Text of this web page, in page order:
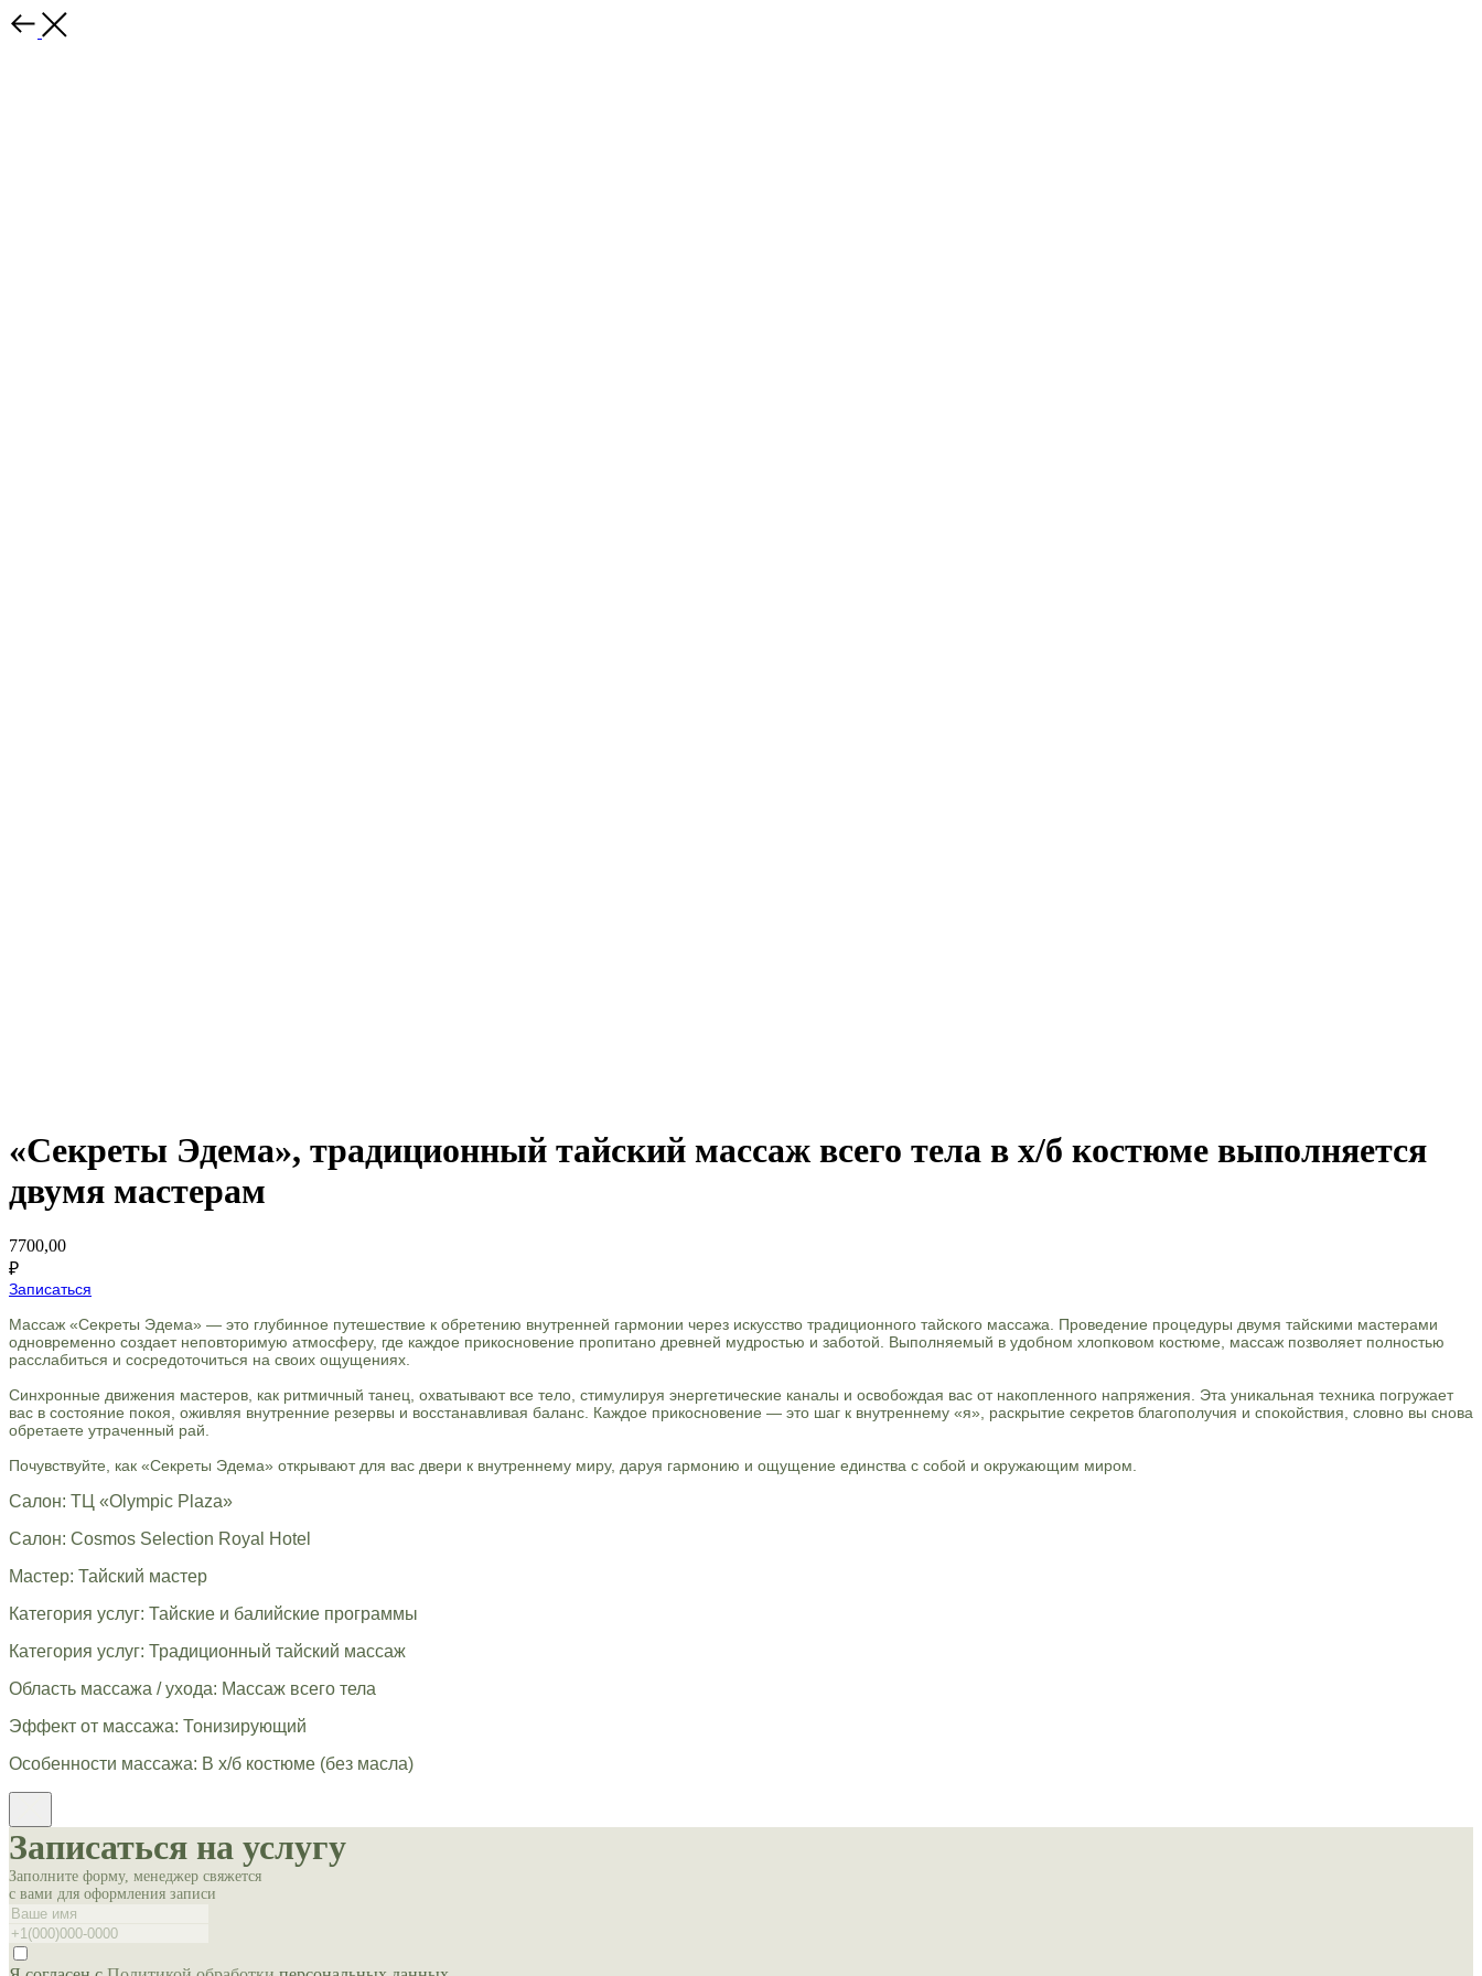
«Секреты Эдема», традиционный тайский массаж всего тела в х/б костюме выполняется
двумя мастерам
7700,00
₽
Записаться
Массаж «Секреты Эдема» — это глубинное путешествие к обретению внутренней гармонии через искусство традиционного тайского массажа. Проведение процедуры двумя тайскими мастерами
одновременно создает неповторимую атмосферу, где каждое прикосновение пропитано древней мудростью и заботой. Выполняемый в удобном хлопковом костюме, массаж позволяет полностью
расслабиться и сосредоточиться на своих ощущениях.
Синхронные движения мастеров, как ритмичный танец, охватывают все тело, стимулируя энергетические каналы и освобождая вас от накопленного напряжения. Эта уникальная техника погружает
вас в состояние покоя, оживляя внутренние резервы и восстанавливая баланс. Каждое прикосновение — это шаг к внутреннему «я», раскрытие секретов благополучия и спокойствия, словно вы снова
обретаете утраченный рай.
Почувствуйте, как «Секреты Эдема» открывают для вас двери к внутреннему миру, даруя гармонию и ощущение единства с собой и окружающим миром.
Салон: ТЦ «Olympic Plaza»
Салон: Cosmos Selection Royal Hotel
Мастер: Тайский мастер
Категория услуг: Тайские и балийские программы
Категория услуг: Традиционный тайский массаж
Область массажа / ухода: Массаж всего тела
Эффект от массажа: Тонизирующий
Особенности массажа: В х/б костюме (без масла)
Записаться на услугу
Заполните форму, менеджер свяжется
с вами для оформления записи